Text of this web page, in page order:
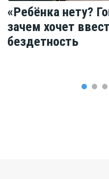
«Ребёнка нету?
зачем хочет
бездетность